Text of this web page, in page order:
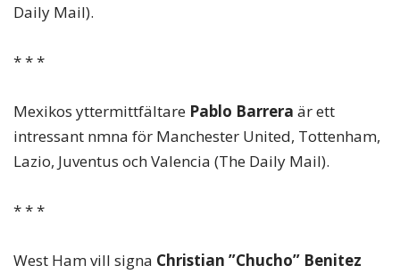
Daily Mail).
* * *
Mexikos yttermittfältare Pablo Barrera är ett
intressant nmna för Manchester United, Tottenham,
Lazio, Juventus och Valencia (The Daily Mail).
* * *
West Ham vill signa Christian ”Chucho” Benitez